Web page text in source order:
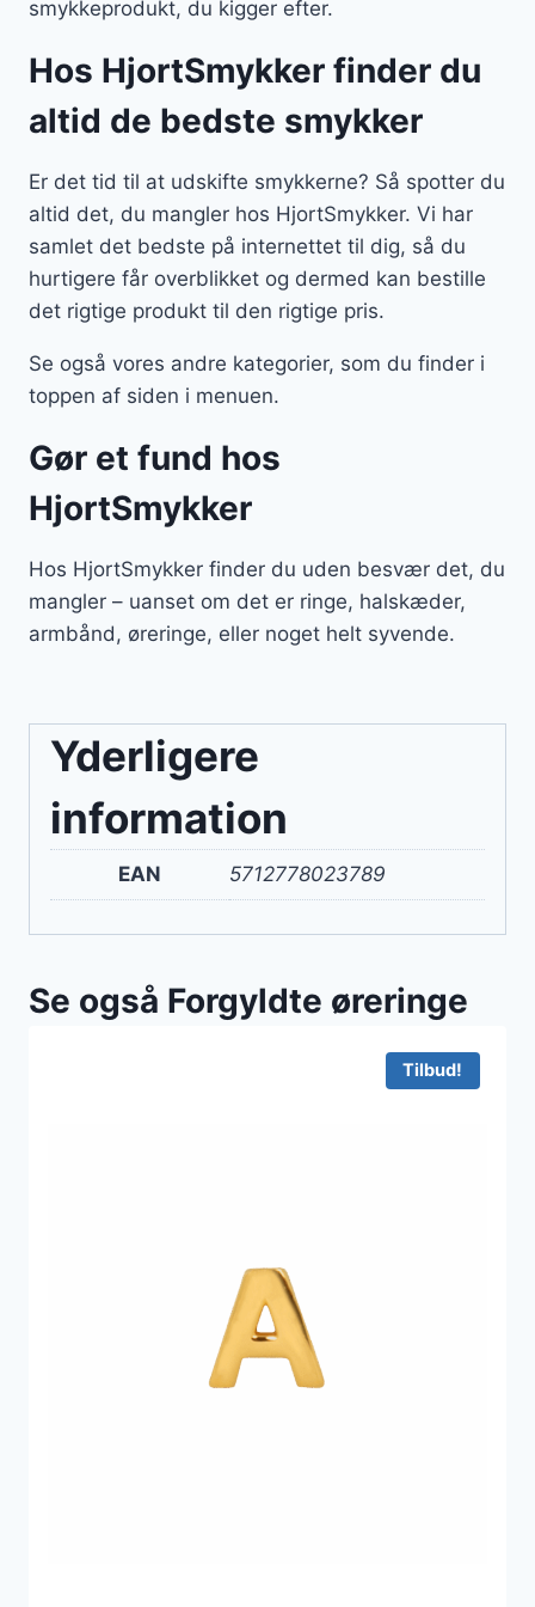
smykkeprodukt, du kigger efter.
Hos HjortSmykker finder du
altid de bedste smykker
Er det tid til at udskifte smykkerne? Så spotter du
altid det, du mangler hos HjortSmykker. Vi har
samlet det bedste på internettet til dig, så du
hurtigere får overblikket og dermed kan bestille
det rigtige produkt til den rigtige pris.
Se også vores andre kategorier, som du finder i
toppen af siden i menuen.
Gør et fund hos
HjortSmykker
Hos HjortSmykker finder du uden besvær det, du
mangler – uanset om det er ringe, halskæder,
armbånd, øreringe, eller noget helt syvende.
Yderligere
information
EAN 5712778023789
Se også Forgyldte øreringe
Tilbud!